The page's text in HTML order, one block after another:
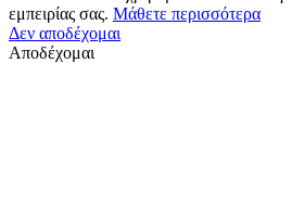
εμπειρίας σας. Μάθετε περισσότερα
Δεν αποδέχομαι
Αποδέχομαι